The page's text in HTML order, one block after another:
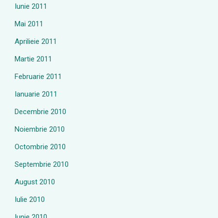
Iunie 2011
Mai 2011
Aprilieie 2011
Martie 2011
Februarie 2011
Ianuarie 2011
Decembrie 2010
Noiembrie 2010
Octombrie 2010
Septembrie 2010
August 2010
Iulie 2010